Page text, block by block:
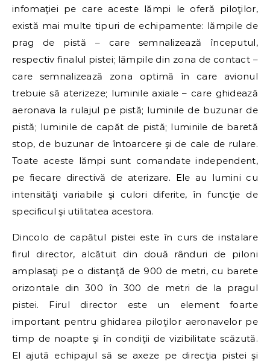
infomaţiei pe care aceste lămpi le oferă piloţilor,
există mai multe tipuri de echipamente: lămpile de
prag de pistă – care semnalizează începutul,
respectiv finalul pistei; lămpile din zona de contact –
care semnalizează zona optimă în care avionul
trebuie să aterizeze; luminile axiale – care ghidează
aeronava la rulajul pe pistă; luminile de buzunar de
pistă; luminile de capăt de pistă; luminile de baretă
stop, de buzunar de întoarcere şi de cale de rulare.
Toate aceste lămpi sunt comandate independent,
pe fiecare directivă de aterizare. Ele au lumini cu
intensităţi variabile şi culori diferite, în funcţie de
specificul şi utilitatea acestora.
Dincolo de capătul pistei este în curs de instalare
firul director, alcătuit din două rânduri de piloni
amplasaţi pe o distanţă de 900 de metri, cu barete
orizontale din 300 în 300 de metri de la pragul
pistei. Firul director este un element foarte
important pentru ghidarea piloţilor aeronavelor pe
timp de noapte şi în condiţii de vizibilitate scăzută.
El ajută echipajul să se axeze pe direcţia pistei şi